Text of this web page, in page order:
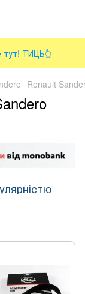
ТИЦЬ👆
Renault